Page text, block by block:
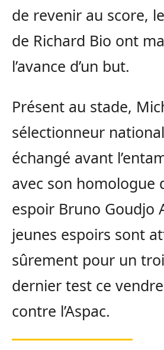
de revenir au score,
de Richard Bio ont
l’avance d’un but.
Présent au stade,
sélectionneur
échangé avant
avec son homologue
espoir Bruno Goudjo
jeunes espoirs sont
sûrement pour un
dernier test ce
contre l’Aspac.